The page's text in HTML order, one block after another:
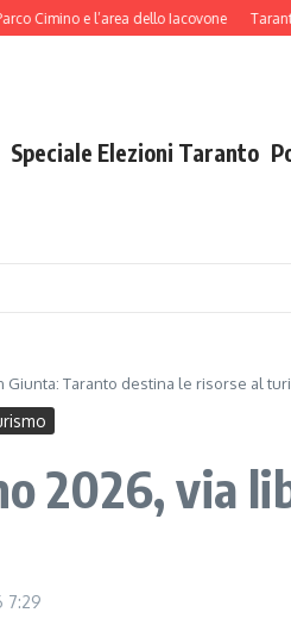
e l’area dello Iacovone Taranto,
Speciale Elezioni Taranto
Taranto destina le risorse al
2026, via
7:29